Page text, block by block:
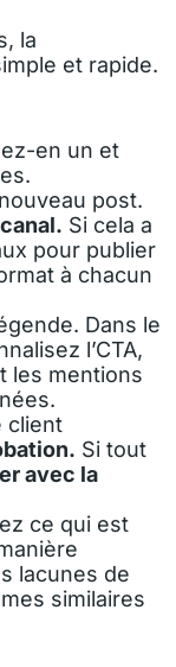
la
et rapide.
en un et
post.
Si cela a
pour publier
à chacun
Dans le
l’CTA,
les mentions
client
Si tout
avec la
ce qui est
lacunes de
similaires